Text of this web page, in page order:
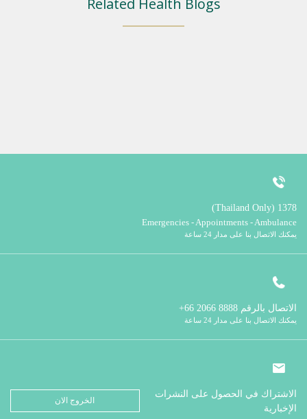
1378 (Thailand Only)
Emergencies - Appointments - Ambulance
يمكنك الاتصال بنا على مدار 24 ساعة
الاتصال بالرقم
يمكنك الاتصال بنا على مدار 24 ساعة
الاشتراك في الحصول على النشرات
الإخبارية
الخروج الان